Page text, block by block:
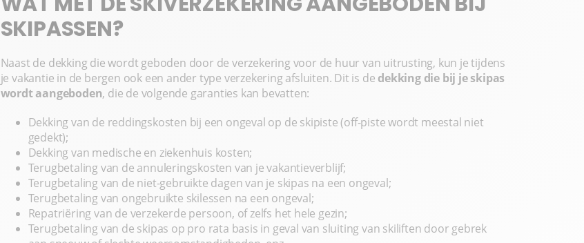
SKIPASSEN?
Naast de dekking die wordt geboden door de verzekering voor de huur van uitrusting, kun je tijdens
je vakantie in de bergen ook een ander type verzekering afsluiten. Dit is de dekking die bij je skipas
wordt aangeboden, die de volgende garanties kan bevatten:
Dekking van de reddingskosten bij een ongeval op de skipiste (off-piste wordt meestal niet
gedekt);
Dekking van medische en ziekenhuis kosten;
Terugbetaling van de annuleringskosten van je vakantieverblijf;
Terugbetaling van de niet-gebruikte dagen van je skipas na een ongeval;
Terugbetaling van ongebruikte skilessen na een ongeval;
Repatriëring van de verzekerde persoon, of zelfs het hele gezin;
Terugbetaling van de skipas op pro rata basis in geval van sluiting van skiliften door gebrek